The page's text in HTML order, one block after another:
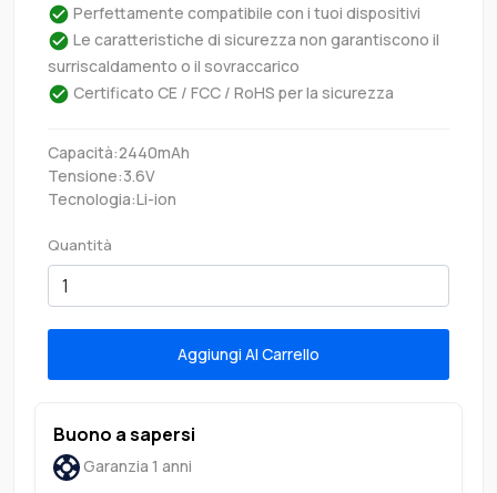
Perfettamente compatibile con i tuoi dispositivi
Le caratteristiche di sicurezza non garantiscono il
surriscaldamento o il sovraccarico
Certificato CE / FCC / RoHS per la sicurezza
Capacità:2440mAh
Tensione:3.6V
Tecnologia:Li-ion
Quantità
Aggiungi Al Carrello
Buono a sapersi
Garanzia 1 anni